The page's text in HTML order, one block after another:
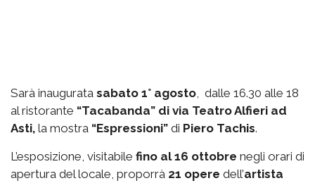
Sarà inaugurata sabato 1° agosto , dalle 16.30 alle 18
al ristorante “Tacabanda” di via Teatro Alfieri ad
Asti, la mostra “Espressioni” di Piero Tachis.
L’esposizione, visitabile fino al 16 ottobre negli orari di
apertura del locale, proporrà 21 opere dell’artista